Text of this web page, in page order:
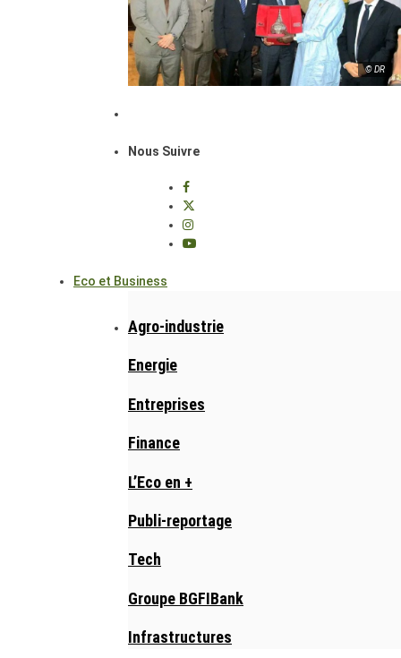
© DR
Nous Suivre
Eco et Business
Agro-industrie
Energie
Entreprises
Finance
L’Eco en +
Publi-reportage
Tech
Groupe BGFIBank
Infrastructures